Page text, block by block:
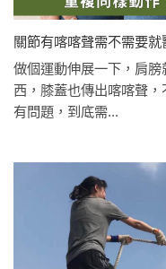
關節有喀喀聲需不需要
做個運動伸展一下，肩
西，膝蓋也傳出喀喀聲
有問題，到底需...